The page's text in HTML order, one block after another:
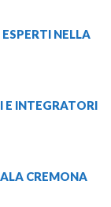
NELLA
E INTEGRATORI
CREMONA